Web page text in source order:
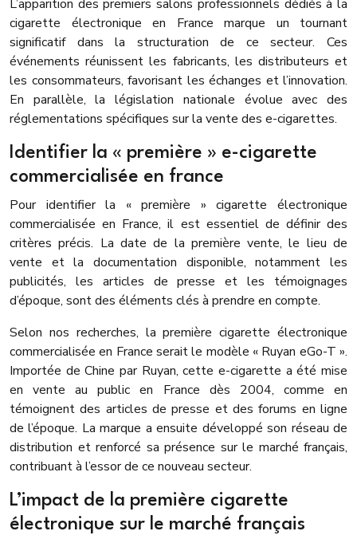
L’apparition des premiers salons professionnels dédiés à la
cigarette électronique en France marque un tournant
significatif dans la structuration de ce secteur. Ces
événements réunissent les fabricants, les distributeurs et
les consommateurs, favorisant les échanges et l’innovation.
En parallèle, la législation nationale évolue avec des
réglementations spécifiques sur la vente des e-cigarettes.
Identifier la « première » e-cigarette
commercialisée en france
Pour identifier la « première » cigarette électronique
commercialisée en France, il est essentiel de définir des
critères précis. La date de la première vente, le lieu de
vente et la documentation disponible, notamment les
publicités, les articles de presse et les témoignages
d’époque, sont des éléments clés à prendre en compte.
Selon nos recherches, la première cigarette électronique
commercialisée en France serait le modèle « Ruyan eGo-T ».
Importée de Chine par Ruyan, cette e-cigarette a été mise
en vente au public en France dès 2004, comme en
témoignent des articles de presse et des forums en ligne
de l’époque. La marque a ensuite développé son réseau de
distribution et renforcé sa présence sur le marché français,
contribuant à l’essor de ce nouveau secteur.
L’impact de la première cigarette
électronique sur le marché français